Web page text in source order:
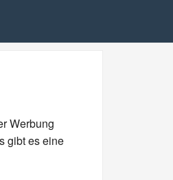
Werbung
gibt es eine